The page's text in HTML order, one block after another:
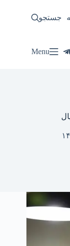
سیاسی
جستجو
Menu